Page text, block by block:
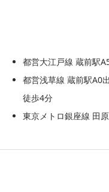
都営大江戸線 蔵前駅
都営浅草線 蔵前駅A0
徒歩4分
東京メトロ銀座線 田